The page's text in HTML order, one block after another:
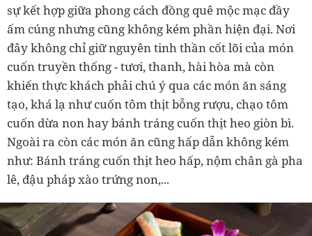
sự kết hợp giữa phong cách đồng quê mộc mạc đầy
ấm cúng nhưng cũng không kém phần hiện đại. Nơi
đây không chỉ giữ nguyên tinh thần cốt lõi của món
cuốn truyền thống - tươi, thanh, hài hòa mà còn
khiến thực khách phải chú ý qua các món ăn sáng
tạo, khá lạ như cuốn tôm thịt bỗng rượu, chạo tôm
cuốn dừa non hay bánh tráng cuốn thịt heo giòn bì.
Ngoài ra còn các món ăn cũng hấp dẫn không kém
như: Bánh tráng cuốn thịt heo hấp, nộm chân gà pha
lê, đậu pháp xào trứng non,...